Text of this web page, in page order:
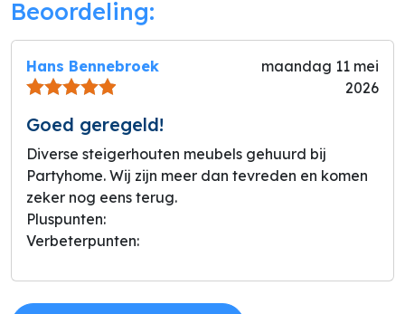
Beoordeling:
Hans Bennebroek
maandag 11 mei
2026
Goed geregeld!
Diverse steigerhouten meubels gehuurd bij
Partyhome. Wij zijn meer dan tevreden en komen
zeker nog eens terug.
Pluspunten:
Verbeterpunten: